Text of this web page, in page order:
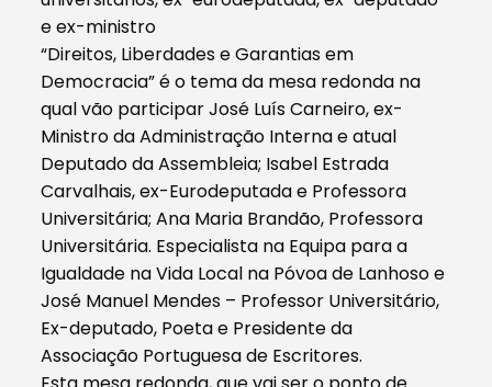
e ex-ministro
“Direitos, Liberdades e Garantias em
Democracia” é o tema da mesa redonda na
qual vão participar José Luís Carneiro, ex-
Ministro da Administração Interna e atual
Deputado da Assembleia; Isabel Estrada
Carvalhais, ex-Eurodeputada e Professora
Universitária; Ana Maria Brandão, Professora
Universitária. Especialista na Equipa para a
Igualdade na Vida Local na Póvoa de Lanhoso e
José Manuel Mendes – Professor Universitário,
Ex-deputado, Poeta e Presidente da
Associação Portuguesa de Escritores.